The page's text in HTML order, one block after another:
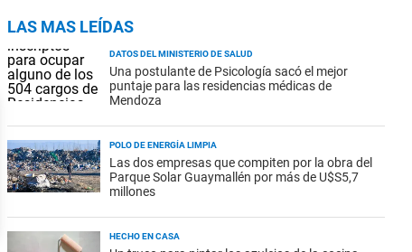
LAS MAS LEÍDAS
DATOS DEL MINISTERIO DE SALUD
Una postulante de Psicología sacó el mejor
puntaje para las residencias médicas de
Mendoza
POLO DE ENERGÍA LIMPIA
Las dos empresas que compiten por la obra del
Parque Solar Guaymallén por más de U$S5,7
millones
HECHO EN CASA